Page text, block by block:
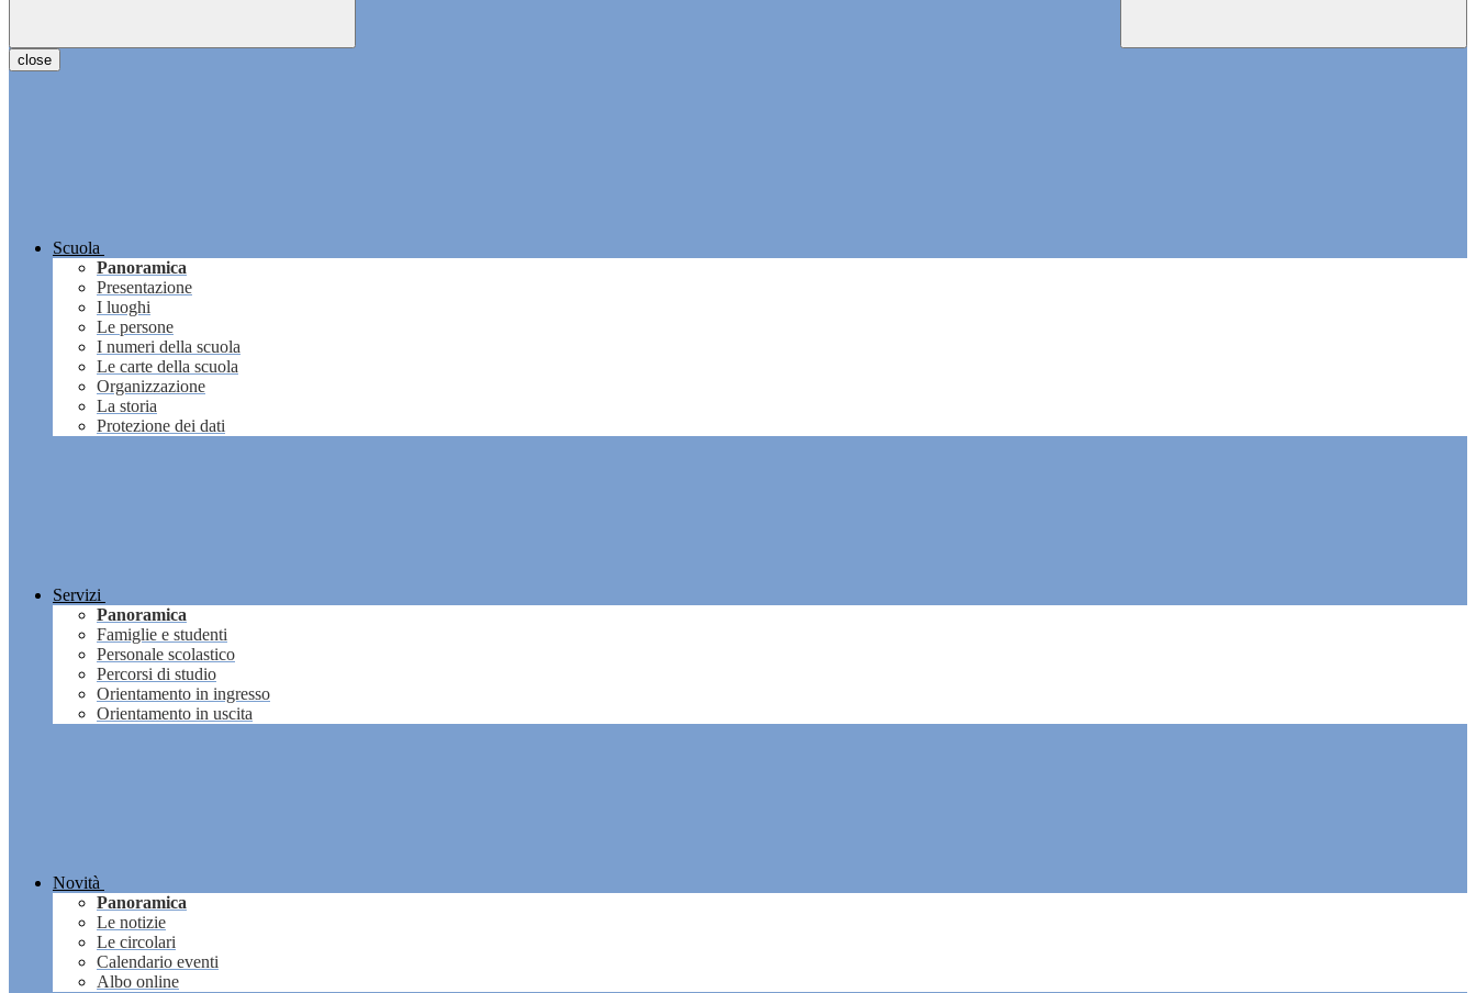
close
Scuola
Panoramica
Presentazione
I luoghi
Le persone
I numeri della scuola
Le carte della scuola
Organizzazione
La storia
Protezione dei dati
Servizi
Panoramica
Famiglie e studenti
Personale scolastico
Percorsi di studio
Orientamento in ingresso
Orientamento in uscita
Novità
Panoramica
Le notizie
Le circolari
Calendario eventi
Albo online